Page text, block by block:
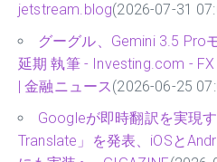
jetstream.blog(2026-07-31
グーグル、Gemini 3.5 Pro
延期 執筆 - Investing.com -
| 金融ニュース(2026-06-25
Googleが即時翻訳を実現
Translate」を発表、iOSと